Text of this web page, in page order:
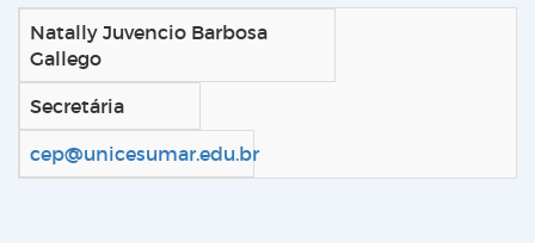
Natally Juvencio Barbosa
Gallego
Secretária
cep@unicesumar.edu.br